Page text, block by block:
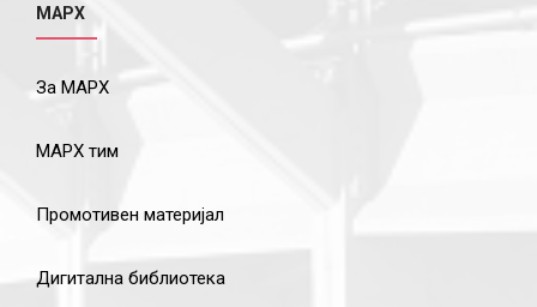
МАРХ
За МАРХ
МАРХ тим
Промотивен материјал
Дигитална библиотека